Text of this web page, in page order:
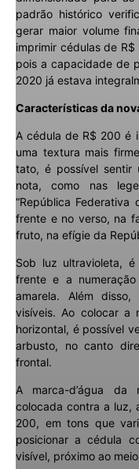
padrão histórico
gerar maior volume
imprimir cédulas de
pois a capacidade de
2020 já estava
Características da
A cédula de R$ 200 é
uma textura mais
tato, é possível sentir
nota, como nas
“República Federativa
frente e no verso, na
fruto, na efígie da
Sob luz ultravioleta,
frente e a
amarela. Além
visíveis. Ao colocar a
horizontal, é possível
arbusto, no canto
frontal.
A marca-d’água da
colocada contra a luz,
200, em tons que
posicionar a cédula
visível, próximo ao